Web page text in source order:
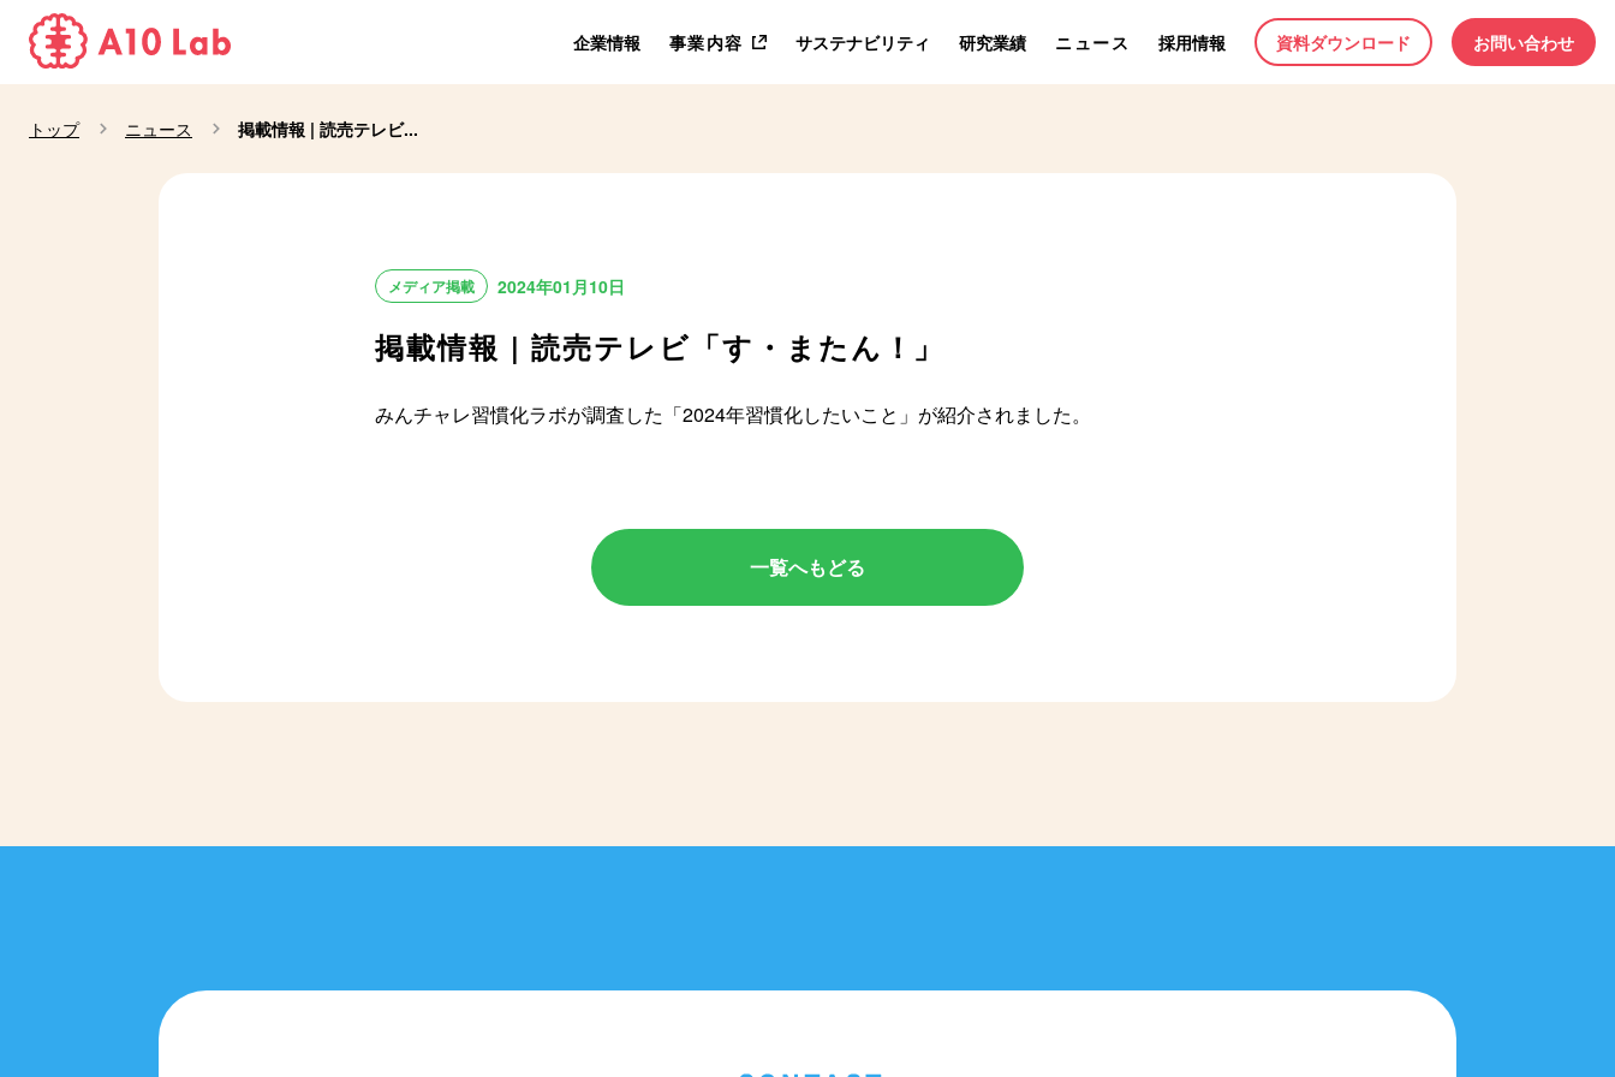
企業情報 事業内容 サステナビリティ 研究業績 ニュース 採用情報 資料ダウンロード お問い合わせ
トップ ニュース 掲載情報 | 読売テレビ...
メディア掲載 2024年01月10日
掲載情報 | 読売テレビ「す・またん！」
みんチャレ習慣化ラボが調査した「2024年習慣化したいこと」が紹介されました。
一覧へもどる